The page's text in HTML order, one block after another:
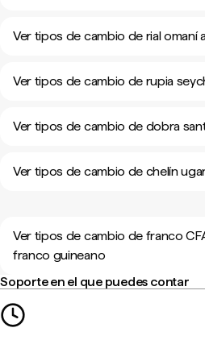
Ver tipos de cambio de rial omaní
Ver tipos de cambio de rupia
Ver tipos de cambio de dobra
Ver tipos de cambio de chelín
Ver tipos de cambio de franco
franco guineano
Soporte en el que puedes contar